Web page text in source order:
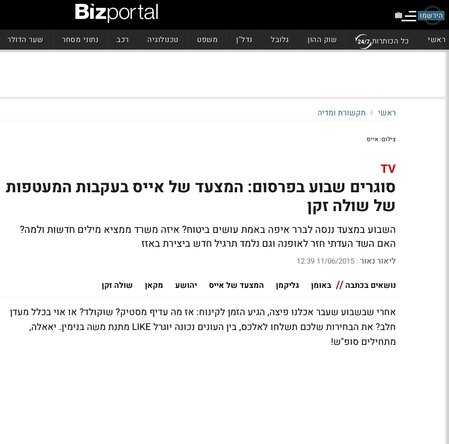
הירשמו
ראשי כל הכותרות שוק ההון גלובל נדל"ן משפט טכנולוגיה רכב נתוני מסחר שער הדולר
ראשי תקשורת ומדיה
צילום: אייס
TV
סוגרים שבוע בפרסום: המצעד של אייס בעקבות המעטפות
של שולה זקן
השבוע במצעד ננסה לברר איפה באמת עושים ביטוח? איזה משרד ממציא מילים חדשות ולמה?
האם השד העדתי חזר לאופנה וגם נלמד תרגיל חדש ביצירת באזז
ליאור נאור |
11/06/2015 12:39
נושאים בכתבה באומן גליקמן המצעד של אייס יהושע מקאן שולה זקן
אחרי שבשבוע שעבר אכלנו פיצה, הגיע הזמן לקינוח: אז מה עדיף מסטיק? שוקולד? או אוי בכלל מעדן
חלב? את הבחירות שלכם תשלחו לאלכס, בין העונים נכונה יוגרל LIKE מתנת משה בנימין. יאאלה,
מתחילים סופ"ש!